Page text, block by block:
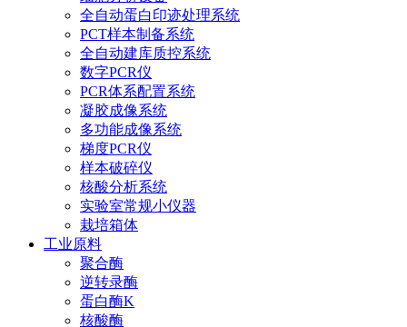
全自动蛋白印迹处理系统
PCT样本制备系统
全自动建库质控系统
数字PCR仪
PCR体系配置系统
凝胶成像系统
多功能成像系统
梯度PCR仪
样本破碎仪
核酸分析系统
实验室常规小仪器
栽培箱体
工业原料
聚合酶
逆转录酶
蛋白酶K
核酸酶